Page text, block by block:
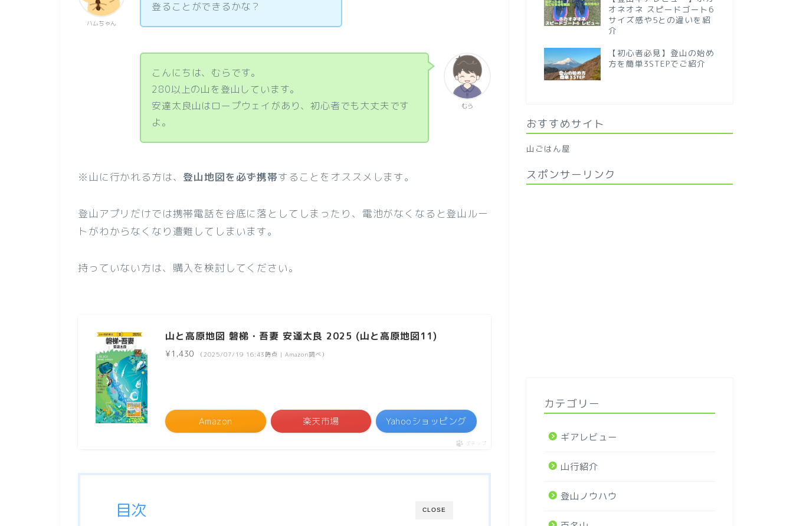
ハムちゃん
登ることができるかな？
むら
こんにちは、むらです。
280以上の山を登山しています。
安達太良山はロープウェイがあり、初心者でも大丈夫です
よ。
※山に行かれる方は、 登山地図を必ず携帯することをオススメします。
登山アプリだけでは携帯電話を谷底に落としてしまったり、電池がなくなると登山ルー
トがわからなくなり遭難してしまいます。
持っていない方は、購入を検討してください。
山と高原地図 磐梯・吾妻 安達太良 2025 (山と高原地図11)
¥1,430 （2025/07/19 16:43時点 | Amazon調べ）
Amazon 楽天市場 Yahooショッピング
ポチップ
CLOSE
目次
オネオネ スピードゴート6
サイズ感や5との違いを紹
介
【初心者必見】登山の始め
方を簡単3STEPでご紹介
おすすめサイト
山ごはん屋
スポンサーリンク
カテゴリー
ギアレビュー
山行紹介
登山ノウハウ